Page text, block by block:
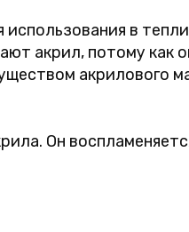
в
акрил, потому как
акрилового
Он